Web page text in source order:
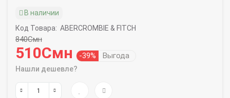
В наличии
Код Товара: ABERCROMBIE & FITCH
840Смн
510Смн -39% Выгода
Нашли дешевле?